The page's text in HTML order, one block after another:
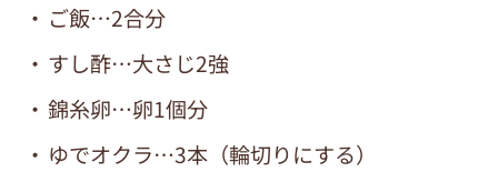
ご飯…2合分
すし酢…大さじ2強
錦糸卵…卵1個分
ゆでオクラ…3本（輪切りにする）